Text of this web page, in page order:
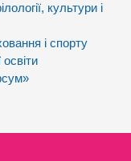
культури і
і спорту